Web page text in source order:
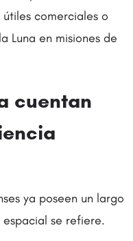
comerciales o
Luna en misiones de
cuentan
ya poseen un largo
se refiere.